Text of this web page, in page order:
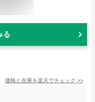
る
価格と在庫を楽天でチェック >>